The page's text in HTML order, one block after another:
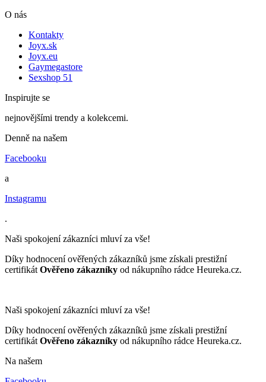
O nás
Kontakty
Joyx.sk
Joyx.eu
Gaymegastore
Sexshop 51
Inspirujte se
nejnovějšími trendy a kolekcemi.
Denně na našem
Facebooku
a
Instagramu
.
Naši spokojení zákazníci mluví za vše!
Díky hodnocení ověřených zákazníků jsme získali prestižní
certifikát Ověřeno zákazníky od nákupního rádce Heureka.cz.
Naši spokojení zákazníci mluví za vše!
Díky hodnocení ověřených zákazníků jsme získali prestižní
certifikát Ověřeno zákazníky od nákupního rádce Heureka.cz.
Na našem